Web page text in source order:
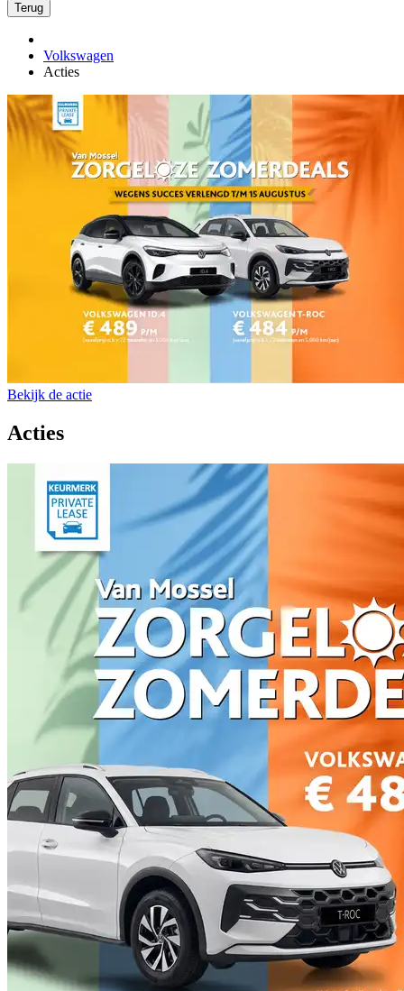
Terug
Volkswagen
Acties
Bekijk de actie
Acties